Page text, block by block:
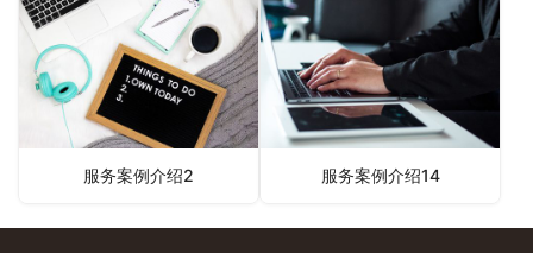
服务案例介绍2 服务案例介绍14